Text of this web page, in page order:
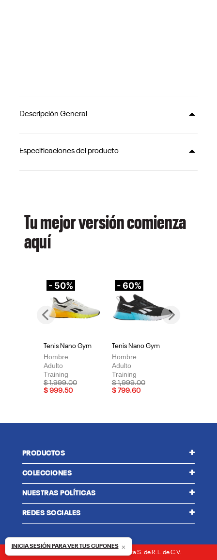
Descripción General
Especificaciones del producto
Tu mejor versión comienza
aquí
- 50%
Tenis Nano Gym
Hombre
Adulto
Training
Price reduced from
$ 1,999.00to
$ 999.50
- 60%
Tenis Nano Gym
Hombre
Adulto
Training
Price reduced from
$ 1,999.00to
$ 799.60
Previous
PRODUCTOS
COLECCIONES
NUESTRAS POLÍTICAS
REDES SOCIALES
Reebok México | © 2026 Vector Delta S. de R.L. de C.V.
INICIA SESIÓN PARA VER TUS CUPONES ×